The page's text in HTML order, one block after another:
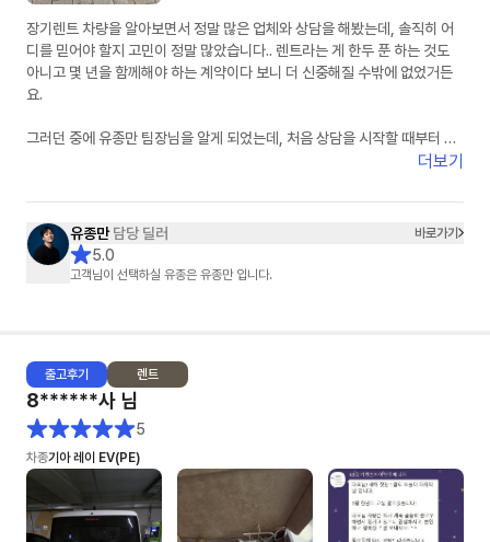
장기렌트 차량을 알아보면서 정말 많은 업체와 상담을 해봤는데, 솔직히 어
디를 믿어야 할지 고민이 정말 많았습니다.. 렌트라는 게 한두 푼 하는 것도
아니고 몇 년을 함께해야 하는 계약이다 보니 더 신중해질 수밖에 없었거든
요.
그러던 중에 유종만 팀장님을 알게 되었는데, 처음 상담을 시작할 때부터 느
낌이 정말 달랐습니다. 무엇보다 피드백이 정말 빠르셨습니다. 궁금한 게 있
건이나 견적 관련해서도 하나하나 자세하게 설명해주셔서 믿음이 갔습니다.
특히 좋았던 점은 거짓 없이 솔직한 견적을 주신다는 점이었습니다. 다른 곳
에서는 무조건 싸다고만 하거나 나중에 추가 조건이 붙는 경우도 많았는데,
또 한 가지 정말 만족스러웠던 부분은 꼼꼼한 사후관리입니다. 사실 계약하
고 나면 연락이 잘 안 되는 경우도 많다고 들었는데, 차량 출고 과정에서도 계
속 진행 상황을 알려주시고, 출고 이후에도 필요한 부분이 있는지 먼저 챙겨
일을 하시는 분이구나”라는 생각이 들었습니다.
제 주변에 차량 알아보시는 분들께 자신 있게 추천드리겠습니다.
빠른 피드백, 정직한 견적, 그리고 꼼꼼한 사후관리까지 정말 믿고 맡길 수
더보기
유종만 담당 딜러 바로가기
5.0
고객님이 선택하실 유종은 유종만 입니다.
출고후기 렌트
8******사 님
5
차종기아 레이 EV(PE)